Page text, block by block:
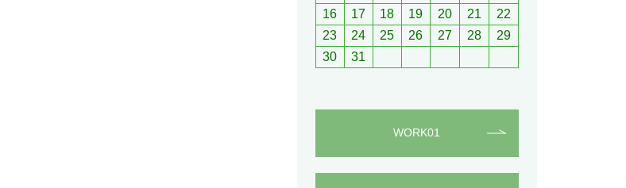
16
17 18 19 20 21
22
23
24 25 26 27 28
29
30
31
WORK01